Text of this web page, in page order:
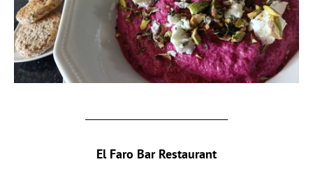
El Faro Bar Restaurant